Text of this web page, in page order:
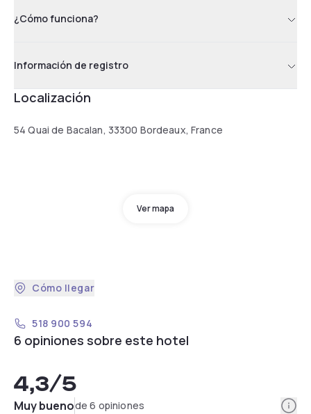
¿Cómo funciona?
Información de registro
Localización
54 Quai de Bacalan, 33300 Bordeaux, France
Ver mapa
Cómo llegar
518 900 594
6 opiniones sobre este hotel
4,3/5
Muy buenode 6 opiniones